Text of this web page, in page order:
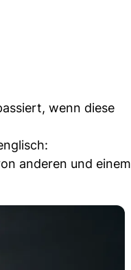
wenn diese
anderen und einem